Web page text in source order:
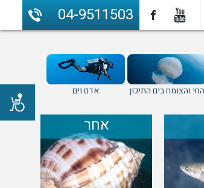
04-9511503
החי והצומח בים התיכון אדם וים
אחר